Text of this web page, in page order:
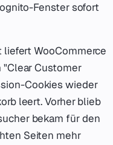
Fenster sofort
liefert WooCommerce
"Clear Customer
Cookies wieder
leert. Vorher blieb
bekam für den
Seiten mehr